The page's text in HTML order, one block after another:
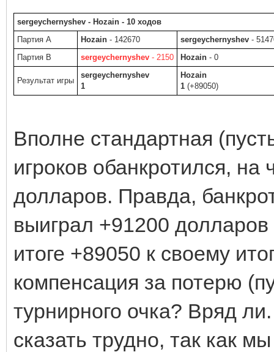
sergeychernyshev - Hozain - 10 ходов
Партия A
Hozain - 142670 sergeychernyshev -
Партия B
sergeychernyshev - 2150 Hozain - 0
Результат игры
sergeychernyshev
1
Hozain
1 (+89050)
Вполне стандартная
игроков обанкротился, на
долларов. Правда,
выиграл +91200
итоге +89050 к своему
компенсация за потерю
турнирного очка? Вряд
сказать трудно, так как